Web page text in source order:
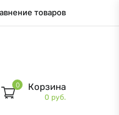
товаров
0 Корзина
0 руб.